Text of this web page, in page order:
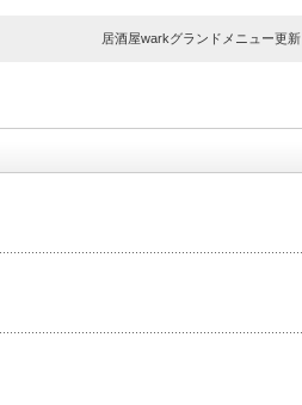
居酒屋warkグランドメニュー更新